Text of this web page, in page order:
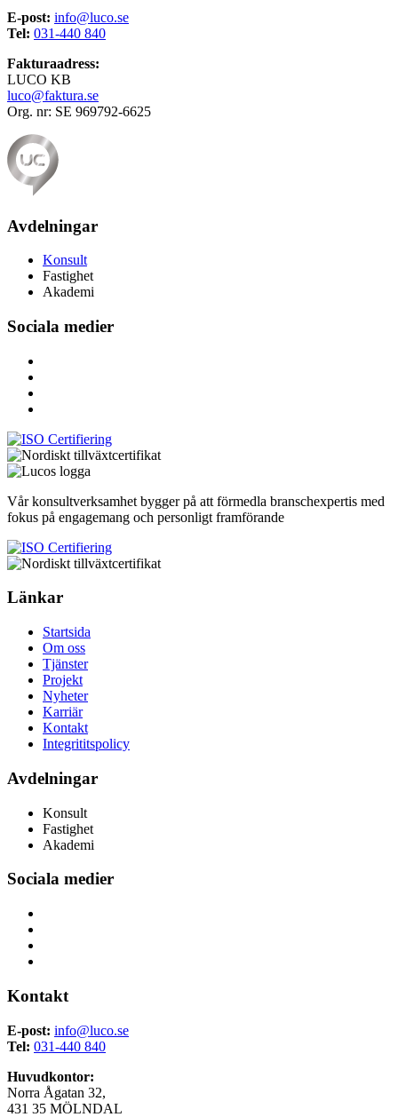
E-post: info@luco.se
Tel: 031-440 840
Fakturaadress:
LUCO KB
luco@faktura.se
Org. nr: SE 969792-6625
Avdelningar
Konsult
Fastighet
Akademi
Sociala medier
Vår konsultverksamhet bygger på att förmedla branschexpertis med
fokus på engagemang och personligt framförande
Länkar
Startsida
Om oss
Tjänster
Projekt
Nyheter
Karriär
Kontakt
Integrititspolicy
Avdelningar
Konsult
Fastighet
Akademi
Sociala medier
Kontakt
E-post: info@luco.se
Tel: 031-440 840
Huvudkontor:
Norra Ågatan 32,
431 35 MÖLNDAL